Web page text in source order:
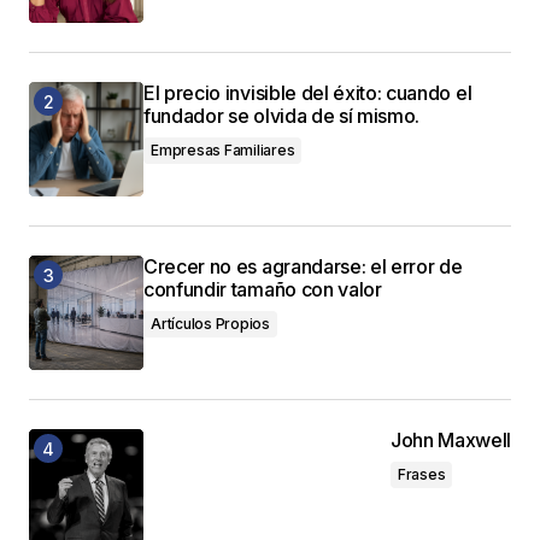
El precio invisible del éxito: cuando el
fundador se olvida de sí mismo.
Empresas Familiares
Crecer no es agrandarse: el error de
confundir tamaño con valor
Artículos Propios
John Maxwell
Frases